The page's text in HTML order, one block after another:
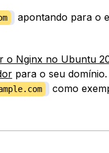
apontando para o
o Nginx no Ubuntu
para o seu
como